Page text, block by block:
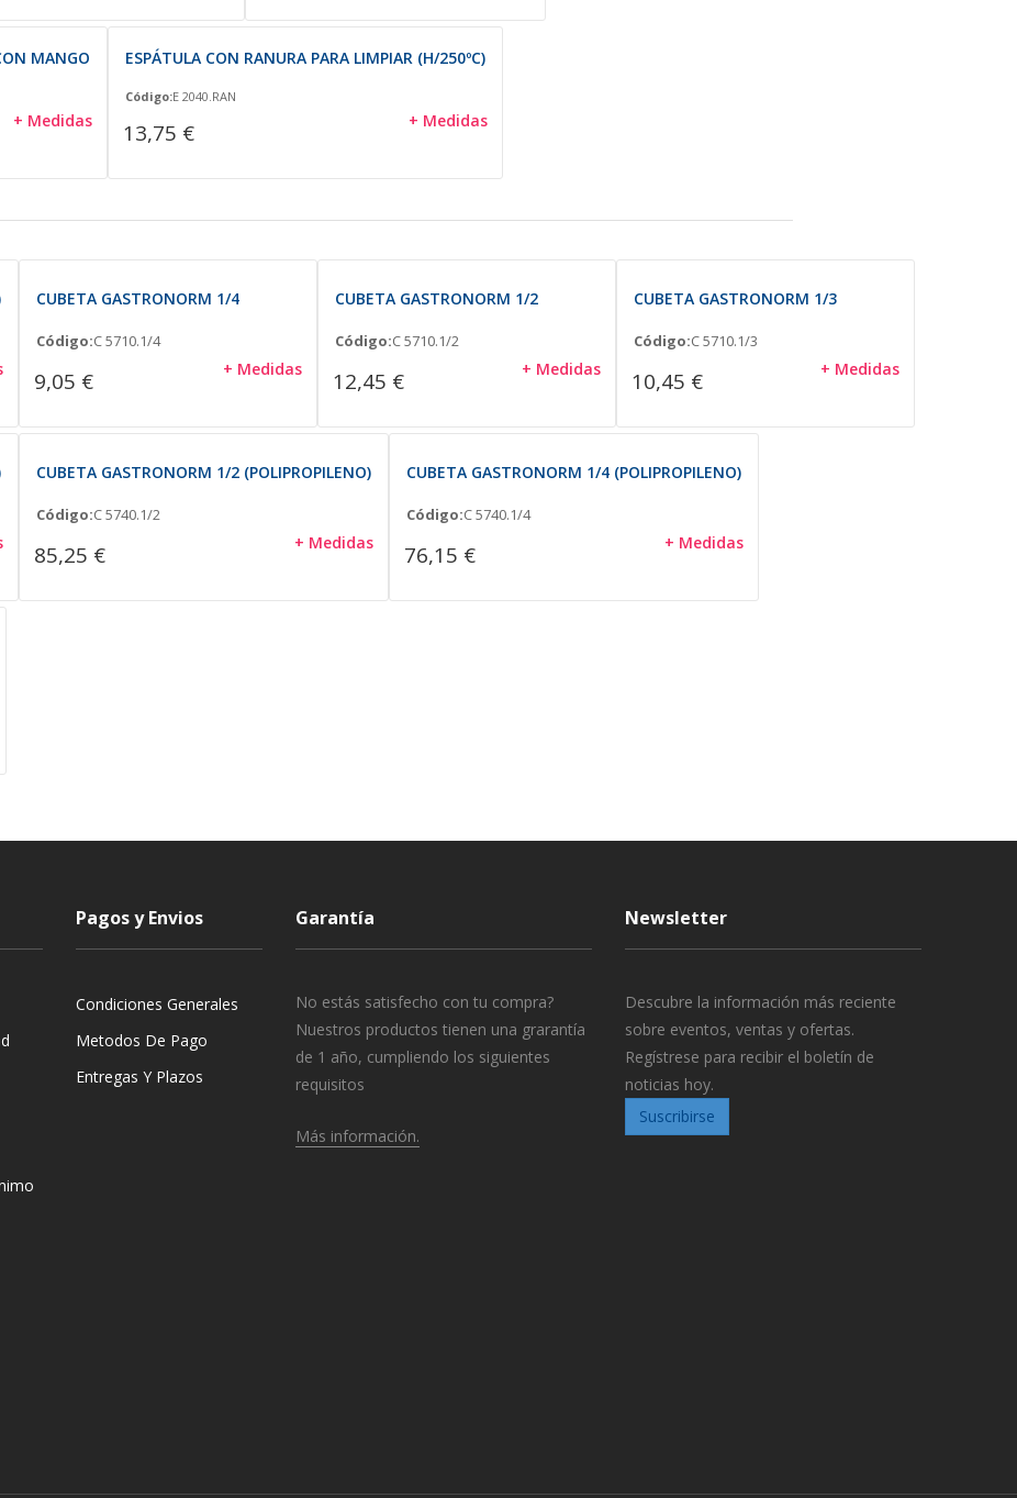
MANGO
+ Medidas
ESPÁTULA CON RANURA PARA LIMPIAR (H/250ºC)
Código:E 2040.RAN
13,75 € + Medidas
CUBETA GASTRONORM 1/4
Código:C 5710.1/4
9,05 € + Medidas
CUBETA GASTRONORM 1/2
Código:C 5710.1/2
12,45 € + Medidas
CUBETA GASTRONORM 1/3
Código:C 5710.1/3
10,45 € + Medidas
CUBETA GASTRONORM 1/2 (POLIPROPILENO)
Código:C 5740.1/2
85,25 € + Medidas
CUBETA GASTRONORM 1/4 (POLIPROPILENO)
Código:C 5740.1/4
76,15 € + Medidas
Pagos y Envios
Condiciones Generales
Metodos De Pago
Entregas Y Plazos
Garantía
No estás satisfecho con tu compra?
Nuestros productos tienen una grarantía
de 1 año, cumpliendo los siguientes
requisitos
Más información.
Newsletter
Descubre la información más reciente
sobre eventos, ventas y ofertas.
Regístrese para recibir el boletín de
noticias hoy.
Suscribirse